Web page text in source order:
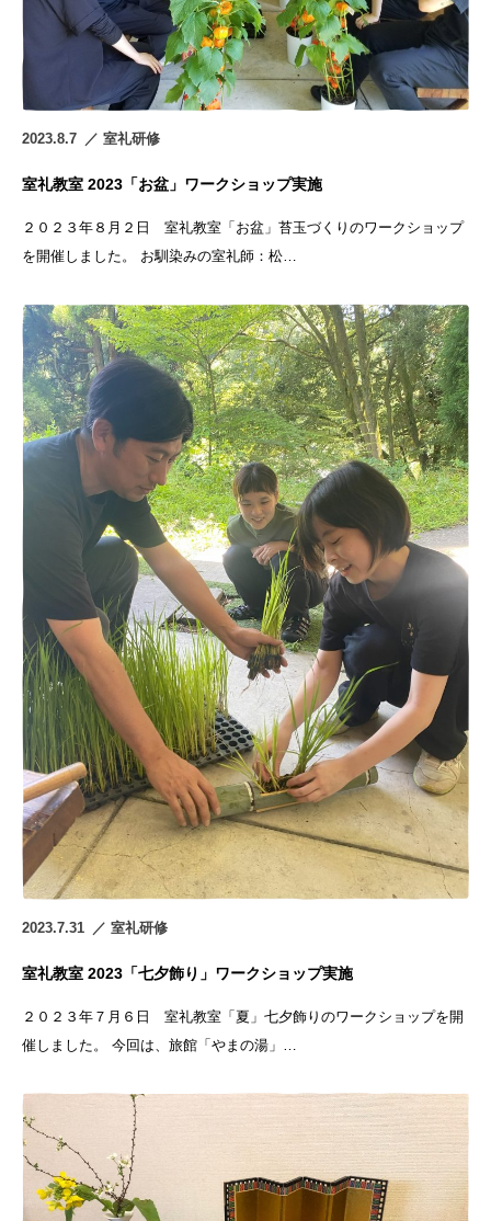
2023.8.7 室礼研修
室礼教室 2023「お盆」ワークショップ実施
２０２３年８月２日 室礼教室「お盆」苔玉づくりのワークショップ
を開催しました。 お馴染みの室礼師：松…
2023.7.31 室礼研修
室礼教室 2023「七夕飾り」ワークショップ実施
２０２３年７月６日 室礼教室「夏」七夕飾りのワークショップを開
催しました。 今回は、旅館「やまの湯」…